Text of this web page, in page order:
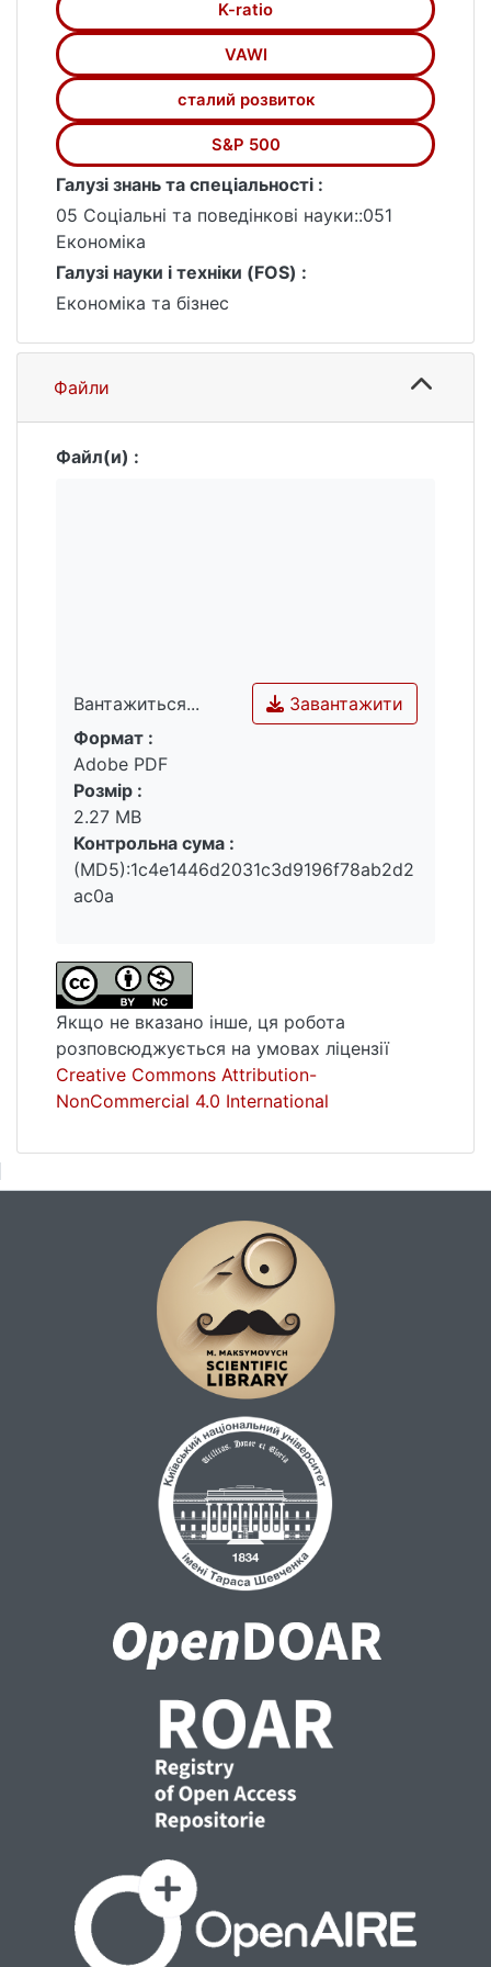
інтеграції ESG-факторів у портфельний
менеджмент для підвищення ефективності
та стійкості інвестиційних рішень.
K-ratio
VAWI
сталий розвиток
S&P 500
Галузі знань та спеціальності :
05 Соціальні та поведінкові науки::051
Економіка
Галузі науки і техніки (FOS) :
Економіка та бізнес
Файли
Файл(и) :
Вантажиться...
Вантажиться...
Завантажити
Формат :
Adobe PDF
Розмір :
2.27 MB
Контрольна сума :
(MD5):1c4e1446d2031c3d9196f78ab2d2
ac0a
Якщо не вказано інше, ця робота
розповсюджується на умовах ліцензії
Creative Commons Attribution-
NonCommercial 4.0 International